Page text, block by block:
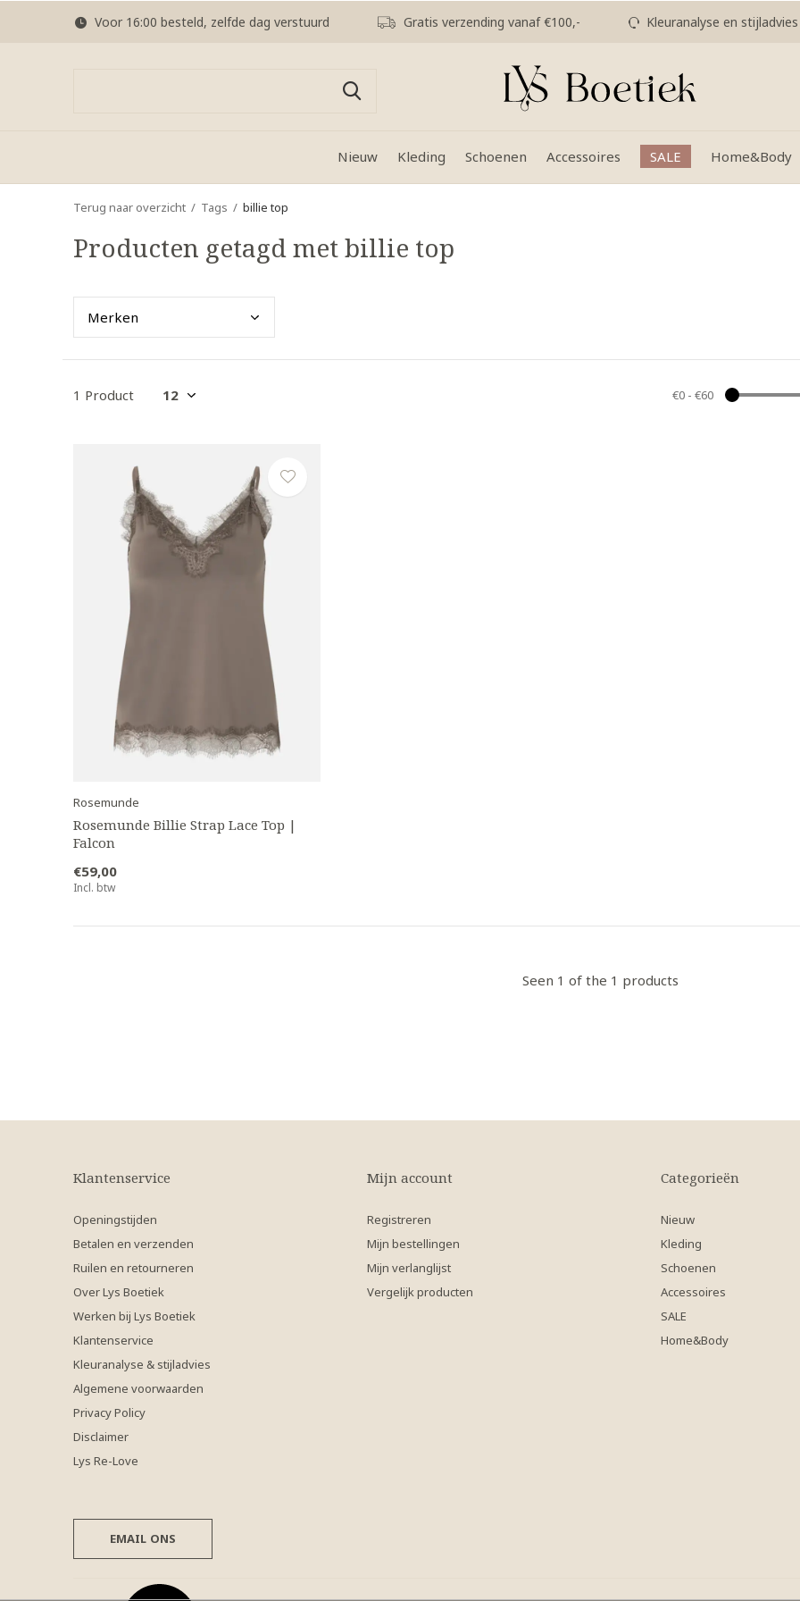
Nieuw Kleding Schoenen Accessoires SALE Home&Body
Voor 16:00 besteld, zelfde dag verstuurd Gratis verzending vanaf €100,- Kleuranalyse en stijladvies
Terug naar overzicht Tags billie top
Producten getagd met billie top
Merken
1 Product €0- €60
Rosemunde
Rosemunde Billie Strap Lace Top |
Falcon
€59,00
Incl. btw
Seen 1 of the 1 products
Klantenservice
Openingstijden
Betalen en verzenden
Ruilen en retourneren
Over Lys Boetiek
Werken bij Lys Boetiek
Klantenservice
Kleuranalyse & stijladvies
Algemene voorwaarden
Privacy Policy
Disclaimer
Lys Re-Love
Mijn account
Registreren
Mijn bestellingen
Mijn verlanglijst
Vergelijk producten
Categorieën
Nieuw
Kleding
Schoenen
Accessoires
SALE
Home&Body
EMAIL ONS